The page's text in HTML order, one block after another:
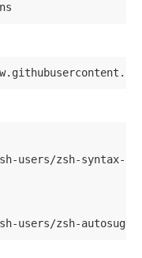
users/zsh-
users/zsh-